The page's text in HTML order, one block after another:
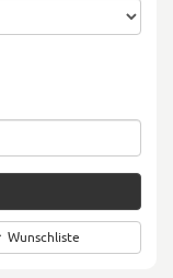
Wunschliste